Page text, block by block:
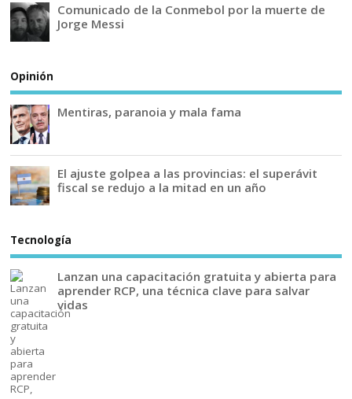
Comunicado de la Conmebol por la muerte de
Jorge Messi
Opinión
Mentiras, paranoia y mala fama
El ajuste golpea a las provincias: el superávit
fiscal se redujo a la mitad en un año
Tecnología
Lanzan una capacitación gratuita y abierta para
aprender RCP, una técnica clave para salvar
vidas